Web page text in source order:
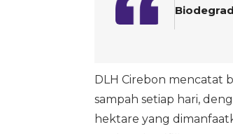
DLH Cirebon mencatat
sampah setiap hari,
hektare yang